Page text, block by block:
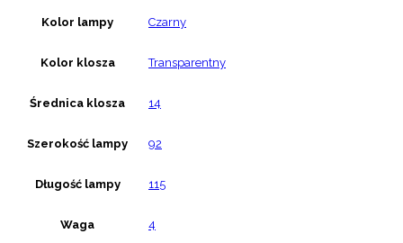
Kolor lampy Czarny
Kolor klosza Transparentny
Średnica klosza 14
Szerokość lampy 92
Długość lampy 115
Waga 4